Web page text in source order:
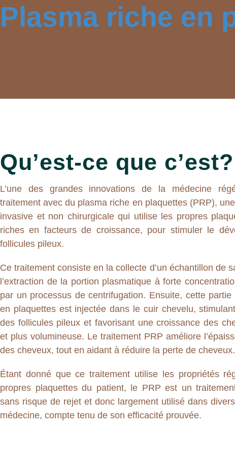
Plasma riche en
Qu’est-ce que c’est?
L’une des grandes innovations de la médecine
traitement avec du plasma riche en plaquettes (PRP),
invasive et non chirurgicale qui utilise les propres
riches en facteurs de croissance, pour stimuler le
follicules pileux.
Ce traitement consiste en la collecte d’un échantillon de
l’extraction de la portion plasmatique à forte
par un processus de centrifugation. Ensuite, cette
en plaquettes est injectée dans le cuir chevelu,
des follicules pileux et favorisant une croissance des
et plus volumineuse. Le traitement PRP améliore
des cheveux, tout en aidant à réduire la perte de cheveux.
Étant donné que ce traitement utilise les propriétés
propres plaquettes du patient, le PRP est un
sans risque de rejet et donc largement utilisé dans
médecine, compte tenu de son efficacité prouvée.